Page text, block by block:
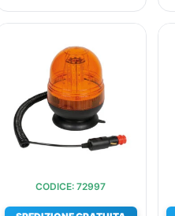
CODICE: 72997
prezzo
originale
era:
€86,74.